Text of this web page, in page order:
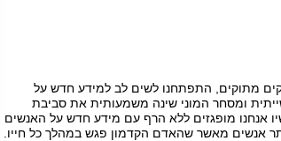
מתוקים, התפתחנו לשים לב למידע חדש על
ומסחר המוני שינה משמעותית את סביבת
אנחנו מופגזים ללא הרף עם מידע חדש על האנשים
אנשים מאשר שהאדם הקדמון פגש במהלך כל חייו.